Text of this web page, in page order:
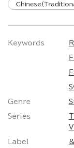
Keywords
Genre
Series
Label